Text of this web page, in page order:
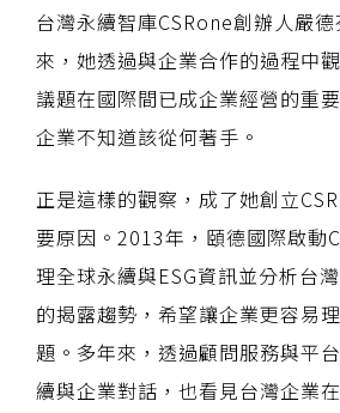
台灣永續智庫CSRone創辦人嚴
來，她透過與企業合作的過程中
議題在國際間已成企業經營的重
企業不知道該從何著手。
正是這樣的觀察，成了她創立
要原因。2013年，頤德國際啟動
理全球永續與ESG資訊並分析台
的揭露趨勢，希望讓企業更容易
題。多年來，透過顧問服務與平
續與企業對話，也看見台灣企業